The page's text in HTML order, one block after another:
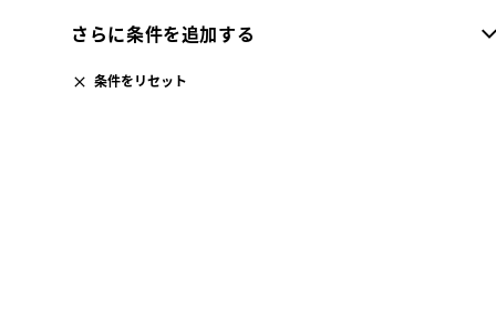
さらに条件を追加する
条件をリセット